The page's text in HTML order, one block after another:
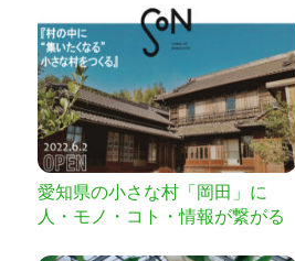
愛知県の小さな村「岡田」に
人・モノ・コト・情報が繋がる